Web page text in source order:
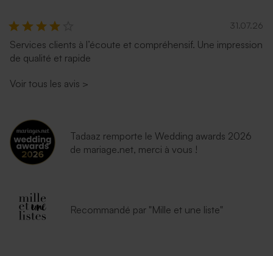
31.07.26
Services clients à l’écoute et compréhensif. Une impression
de qualité et rapide
Voir tous les avis >
Tadaaz remporte le Wedding awards 2026
de mariage.net, merci à vous !
Recommandé par "Mille et une liste"